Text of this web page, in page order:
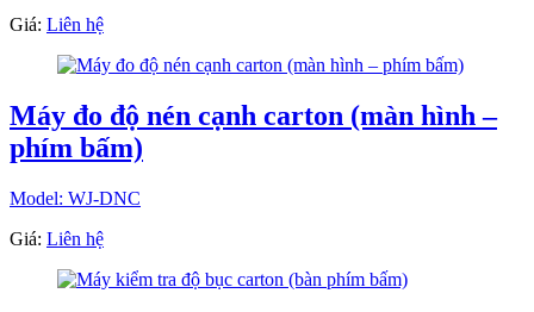
Giá: Liên hệ
Máy đo độ nén cạnh carton (màn hình –
phím bấm)
Model: WJ-DNC
Giá: Liên hệ